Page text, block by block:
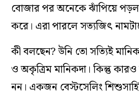
বোজার পর অনেকে ঝাঁপিয়ে পড়ল
করে। এরা পারলে সত্যজিৎ
কী বলছেন? উনি তো সত্যিই
ও অকৃত্রিম মানিকদা। কিন্তু
নন। একজন বেস্টসেলিং